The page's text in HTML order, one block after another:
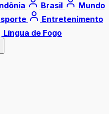
Brasil
Mundo
Entretenimento
Língua de Fogo